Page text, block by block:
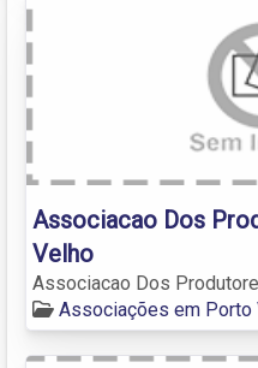
Associacao Dos
Velho
Associacao Dos
Associações em Porto